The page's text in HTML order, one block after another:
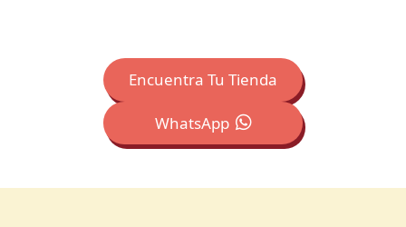
Encuentra Tu Tienda
WhatsApp